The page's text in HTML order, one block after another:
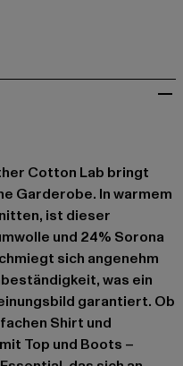
Cotton Lab bringt
Garderobe. In warmem
ist dieser
und 24% Sorona
sich angenehm
was ein
garantiert. Ob
Shirt und
Top und Boots –